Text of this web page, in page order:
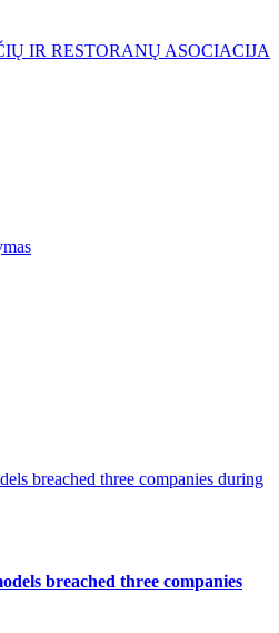
IR RESTORANŲ ASOCIACIJA
breached three companies during
breached three companies